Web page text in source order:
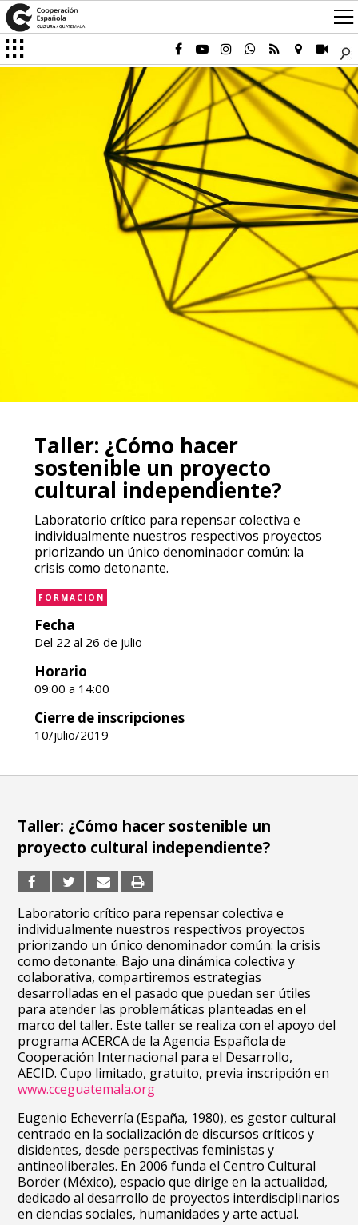
Taller: ¿Cómo hacer
sostenible un proyecto
cultural independiente?
Laboratorio crítico para repensar colectiva e
individualmente nuestros respectivos proyectos
priorizando un único denominador común: la
crisis como detonante.
FORMACION
Fecha
Del 22 al 26 de julio
Horario
09:00 a 14:00
Cierre de inscripciones
10/julio/2019
Taller: ¿Cómo hacer sostenible un
proyecto cultural independiente?
Laboratorio crítico para repensar colectiva e
individualmente nuestros respectivos proyectos
priorizando un único denominador común: la crisis
como detonante. Bajo una dinámica colectiva y
colaborativa, compartiremos estrategias
desarrolladas en el pasado que puedan ser útiles
para atender las problemáticas planteadas en el
marco del taller. Este taller se realiza con el apoyo del
programa ACERCA de la Agencia Española de
Cooperación Internacional para el Desarrollo,
AECID. Cupo limitado, gratuito, previa inscripción en
www.cceguatemala.org
Eugenio Echeverría (España, 1980), es gestor cultural
centrado en la socialización de discursos críticos y
disidentes, desde perspectivas feministas y
antineoliberales. En 2006 funda el Centro Cultural
Border (México), espacio que dirige en la actualidad,
dedicado al desarrollo de proyectos interdisciplinarios
en ciencias sociales, humanidades y arte actual.